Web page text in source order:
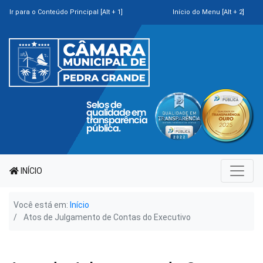
Ir para o Conteúdo Principal [Alt + 1] Início do Menu [Alt + 2]
INÍCIO
Você está em: Início
Atos de Julgamento de Contas do Executivo